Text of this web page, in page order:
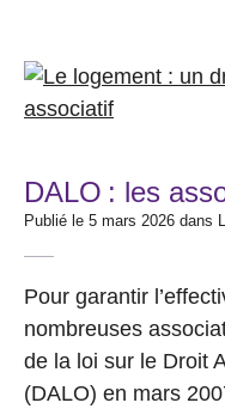
DALO : les
Publié le 5 mars 2026 dans
Pour garantir
nombreuses
de la loi sur le Droit
(DALO) en mars